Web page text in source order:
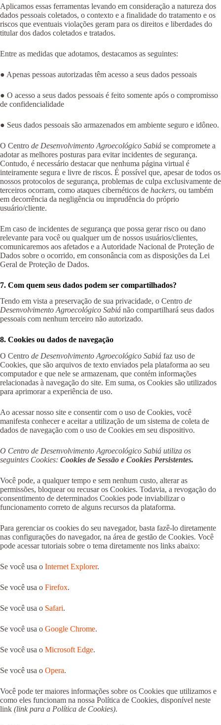
Aplicamos essas ferramentas levando em consideração a natureza dos
dados pessoais coletados, o contexto e a finalidade do tratamento e os
riscos que eventuais violações geram para os direitos e liberdades do
titular dos dados coletados e tratados.
Entre as medidas que adotamos, destacamos as seguintes:
● Apenas pessoas autorizadas têm acesso a seus dados pessoais
● O acesso a seus dados pessoais é feito somente após o compromisso
de confidencialidade
● Seus dados pessoais são armazenados em ambiente seguro e idôneo.
O Centro de Desenvolvimento Agroecológico Sabiá se compromete a
adotar as melhores posturas para evitar incidentes de segurança.
Contudo, é necessário destacar que nenhuma página virtual é
inteiramente segura e livre de riscos. É possível que, apesar de todos os
nossos protocolos de segurança, problemas de culpa exclusivamente de
terceiros ocorram, como ataques cibernéticos de hackers, ou também
em decorrência da negligência ou imprudência do próprio
usuário/cliente.
Em caso de incidentes de segurança que possa gerar risco ou dano
relevante para você ou qualquer um de nossos usuários/clientes,
comunicaremos aos afetados e a Autoridade Nacional de Proteção de
Dados sobre o ocorrido, em consonância com as disposições da Lei
Geral de Proteção de Dados.
7. Com quem seus dados podem ser compartilhados?
Tendo em vista a preservação de sua privacidade, o Centro de
Desenvolvimento Agroecológico Sabiá não compartilhará seus dados
pessoais com nenhum terceiro não autorizado.
8. Cookies ou dados de navegação
O Centro de Desenvolvimento Agroecológico Sabiá faz uso de
Cookies, que são arquivos de texto enviados pela plataforma ao seu
computador e que nele se armazenam, que contém informações
relacionadas à navegação do site. Em suma, os Cookies são utilizados
para aprimorar a experiência de uso.
Ao acessar nosso site e consentir com o uso de Cookies, você
manifesta conhecer e aceitar a utilização de um sistema de coleta de
dados de navegação com o uso de Cookies em seu dispositivo.
O Centro de Desenvolvimento Agroecológico Sabiá utiliza os
seguintes Cookies: Cookies de Sessão e Cookies Persistentes.
Você pode, a qualquer tempo e sem nenhum custo, alterar as
permissões, bloquear ou recusar os Cookies. Todavia, a revogação do
consentimento de determinados Cookies pode inviabilizar o
funcionamento correto de alguns recursos da plataforma.
Para gerenciar os cookies do seu navegador, basta fazê-lo diretamente
nas configurações do navegador, na área de gestão de Cookies. Você
pode acessar tutoriais sobre o tema diretamente nos links abaixo:
Se você usa o Internet Explorer.
Se você usa o Firefox.
Se você usa o Safari.
Se você usa o Google Chrome.
Se você usa o Microsoft Edge.
Se você usa o Opera.
Você pode ter maiores informações sobre os Cookies que utilizamos e
como eles funcionam na nossa Política de Cookies, disponível neste
link (link para a Política de Cookies).